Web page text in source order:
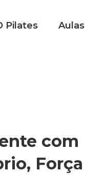
Pilates Aulas
com
Força